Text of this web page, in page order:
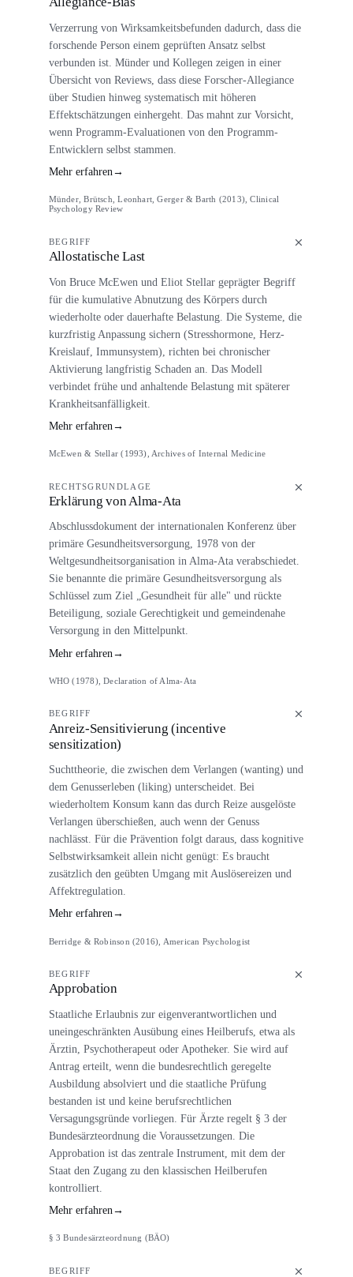
Verzerrung von Wirksamkeitsbefunden dadurch, dass die
forschende Person einem geprüften Ansatz selbst
verbunden ist. Münder und Kollegen zeigen in einer
Übersicht von Reviews, dass diese Forscher-Allegiance
über Studien hinweg systematisch mit höheren
Effektschätzungen einhergeht. Das mahnt zur Vorsicht,
wenn Programm-Evaluationen von den Programm-
Entwicklern selbst stammen.
Mehr erfahren→
Münder, Brütsch, Leonhart, Gerger & Barth (2013), Clinical
Psychology Review
BEGRIFF
Allostatische Last
Von Bruce McEwen und Eliot Stellar geprägter Begriff
für die kumulative Abnutzung des Körpers durch
wiederholte oder dauerhafte Belastung. Die Systeme, die
kurzfristig Anpassung sichern (Stresshormone, Herz-
Kreislauf, Immunsystem), richten bei chronischer
Aktivierung langfristig Schaden an. Das Modell
verbindet frühe und anhaltende Belastung mit späterer
Krankheitsanfälligkeit.
Mehr erfahren →
McEwen & Stellar (1993), Archives of Internal Medicine
RECHTSGRUNDLAGE
Erklärung von Alma-Ata
Abschlussdokument der internationalen Konferenz über
primäre Gesundheitsversorgung, 1978 von der
Weltgesundheitsorganisation in Alma-Ata verabschiedet.
Sie benannte die primäre Gesundheitsversorgung als
Schlüssel zum Ziel „Gesundheit für alle" und rückte
Beteiligung, soziale Gerechtigkeit und gemeindenahe
Versorgung in den Mittelpunkt.
Mehr erfahren →
WHO (1978), Declaration of Alma-Ata
BEGRIFF
Anreiz-Sensitivierung (incentive
sensitization)
Suchttheorie, die zwischen dem Verlangen (wanting) und
dem Genusserleben (liking) unterscheidet. Bei
wiederholtem Konsum kann das durch Reize ausgelöste
Verlangen überschießen, auch wenn der Genuss
nachlässt. Für die Prävention folgt daraus, dass kognitive
Selbstwirksamkeit allein nicht genügt: Es braucht
zusätzlich den geübten Umgang mit Auslösereizen und
Affektregulation.
Mehr erfahren→
Berridge & Robinson (2016), American Psychologist
BEGRIFF
Approbation
Staatliche Erlaubnis zur eigenverantwortlichen und
uneingeschränkten Ausübung eines Heilberufs, etwa als
Ärztin, Psychotherapeut oder Apotheker. Sie wird auf
Antrag erteilt, wenn die bundesrechtlich geregelte
Ausbildung absolviert und die staatliche Prüfung
bestanden ist und keine berufsrechtlichen
Versagungsgründe vorliegen. Für Ärzte regelt § 3 der
Bundesärzteordnung die Voraussetzungen. Die
Approbation ist das zentrale Instrument, mit dem der
Staat den Zugang zu den klassischen Heilberufen
kontrolliert.
Mehr erfahren→
§ 3 Bundesärzteordnung (BÄO)
BEGRIFF